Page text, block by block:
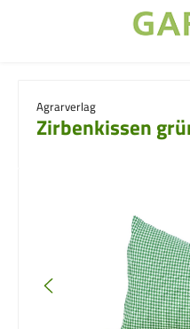
Agrarverlag
Zirbenkissen